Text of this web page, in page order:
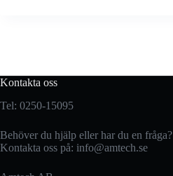
Kontakta oss
Tel: 0250-15095
Behöver du hjälp eller har du en fråga?
Kontakta oss på: info@amtech.se